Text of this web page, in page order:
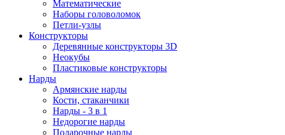
Математические
Наборы головоломок
Петли-узлы
Конструкторы
Деревянные конструкторы 3D
Неокубы
Пластиковые конструкторы
Нарды
Армянские нарды
Кости, стаканчики
Нарды - 3 в 1
Недорогие нарды
Подарочные нарды